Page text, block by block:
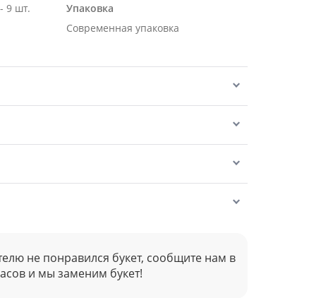
9 шт.
Упаковка
Современная упаковка
не понравился букет, сообщите нам в
и мы заменим букет!